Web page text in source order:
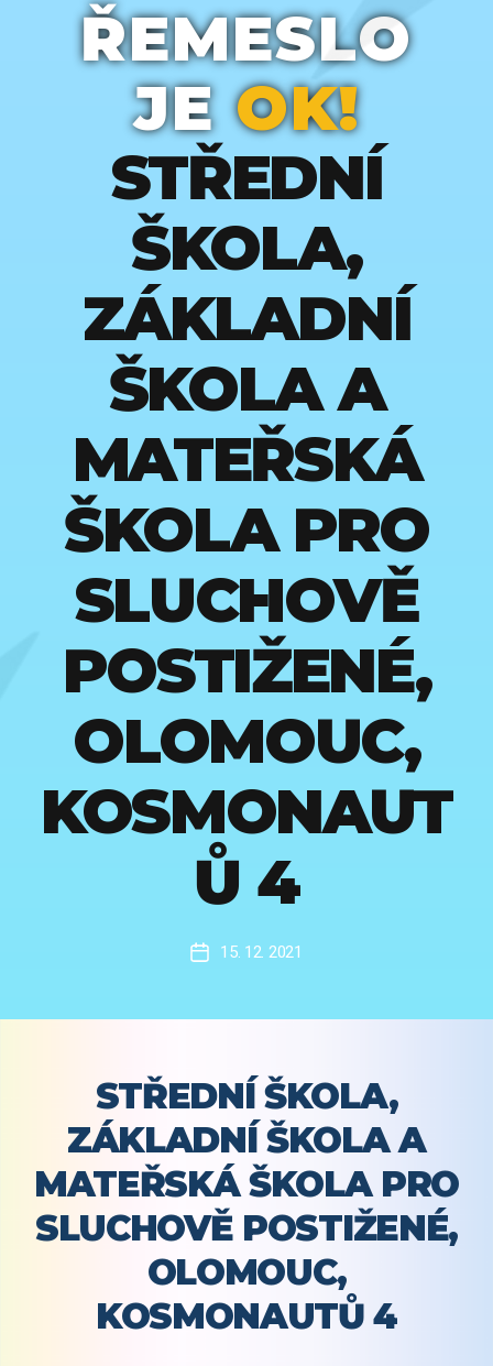
ŘEMESLO
JEOK!
STŘEDNÍ
ŠKOLA,
ZÁKLADNÍ
ŠKOLA A
MATEŘSKÁ
ŠKOLA PRO
SLUCHOVĚ
POSTIŽENÉ,
OLOMOUC,
KOSMONAUT
Ů 4
Datum15. 12. 2021
STŘEDNÍ ŠKOLA,
ZÁKLADNÍ ŠKOLA A
MATEŘSKÁ ŠKOLA PRO
SLUCHOVĚ POSTIŽENÉ,
OLOMOUC,
KOSMONAUTŮ 4